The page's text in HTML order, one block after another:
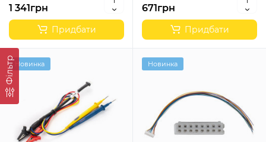
Фільтр
1 341грн
Придбати
671грн
Придбати
Новинка Новинка